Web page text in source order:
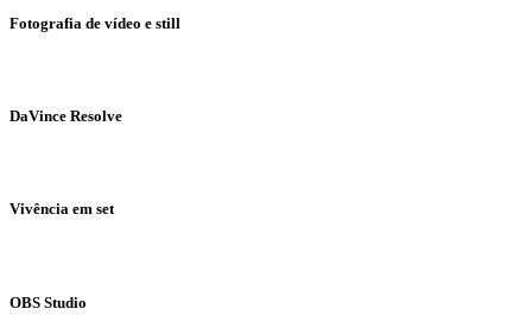
Fotografia de vídeo e still
DaVince Resolve
Vivência em set
OBS Studio